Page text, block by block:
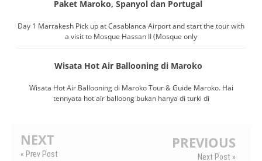
Paket Maroko, Spanyol dan Portugal
Day 1 Marrakesh Pick up at Casablanca Airport and start the tour with
a visit to Mosque Hassan II (Mosque only
Wisata Hot Air Ballooning di Maroko
Wisata Hot Air Ballooning di Maroko Tour & Guide Maroko. Hai
tennyata hot air balloong bukan hanya di turki di
NEXT
« Prev Post
PREVIOUS
Next Post »